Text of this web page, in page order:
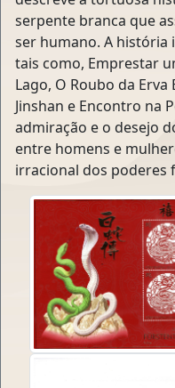
serpente branca que
ser humano. A história
tais como, Emprestar
Lago, O Roubo da
Jinshan e Encontro na
admiração e o desejo
entre homens e
irracional dos poderes